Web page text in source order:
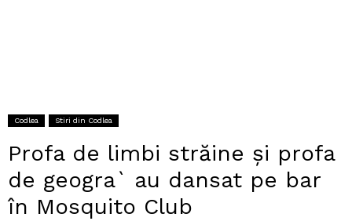
Codlea Stiri din Codlea
Profa de limbi străine și profa
de geogra` au dansat pe bar
în Mosquito Club